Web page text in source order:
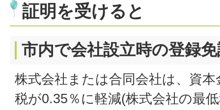
証明を受けると
市内で会社設立時の登録
株式会社または合同会社は、資
税が0.35％に軽減(株式会社の最